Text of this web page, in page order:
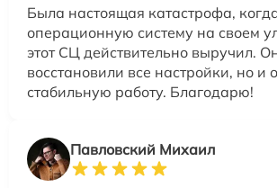
Была настоящая катастрофа,
операционную систему на своем
этот СЦ действительно выручил.
восстановили все настройки, но и
стабильную работу. Благодарю!
Павловский Михаил